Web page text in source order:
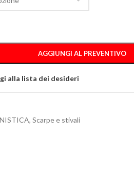
AGGIUNGI AL PREVENTIVO
alla lista dei desideri
, Scarpe e stivali